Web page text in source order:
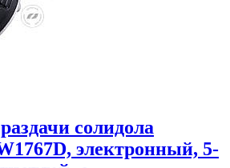
солидола
электронный, 5-